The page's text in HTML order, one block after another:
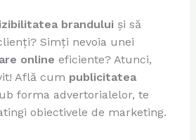
branduluiși să
Simți nevoia unei
online eficiente? Atunci,
Află cum publicitatea
forma advertorialelor, te
obiectivele de marketing.